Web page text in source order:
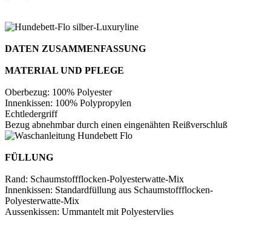
DATEN ZUSAMMENFASSUNG
MATERIAL UND PFLEGE
Oberbezug: 100% Polyester
Innenkissen: 100% Polypropylen
Echtledergriff
Bezug abnehmbar durch einen eingenähten Reißverschluß
FÜLLUNG
Rand: Schaumstoffflocken-Polyesterwatte-Mix
Innenkissen: Standardfüllung aus Schaumstoffflocken-
Polyesterwatte-Mix
Aussenkissen: Ummantelt mit Polyestervlies